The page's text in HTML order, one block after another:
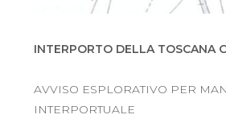
INTERPORTO DELLA TOSCANA
AVVISO ESPLORATIVO PER
INTERPORTUALE